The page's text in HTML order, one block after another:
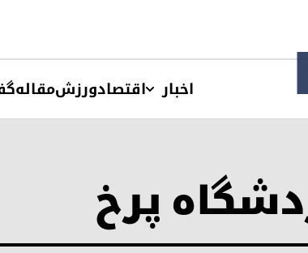
اخبار اقتصادورزشمقاله
پرخ